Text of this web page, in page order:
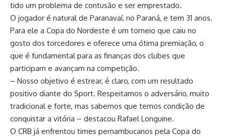
tido um problema de contusão e ser emprestado.
O jogador é natural de Paranavaí, no Paraná, e tem 31 anos.
Para ele a Copa do Nordeste é um torneio que caiu no
gosto dos torcedores e oferece uma ótima premiação, o
que é fundamental para as finanças dos clubes que
participam e avançam na competição.
– Nosso objetivo é estrear, é claro, com um resultado
positivo diante do Sport. Respeitamos o adversário, muito
tradicional e forte, mas sabemos que temos condição de
conquistar a vitória – destacou Rafael Longuine.
O CRB já enfrentou times pernambucanos pela Copa do